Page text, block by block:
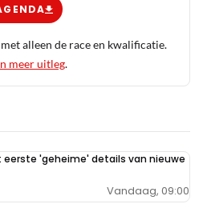
alleen de race en kwalificatie.
meer uitleg.
eerste 'geheime' details van nieuwe
Vandaag, 09:00